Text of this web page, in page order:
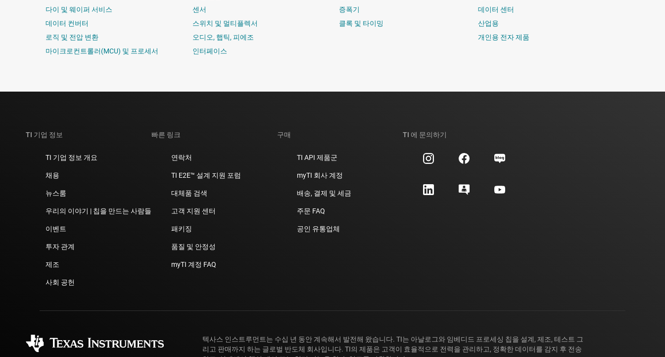
다이 및 웨이퍼 서비스
데이터 컨버터
로직 및 전압 변환
마이크로컨트롤러(MCU) 및 프로세서
센서
스위치 및 멀티플렉서
오디오, 햅틱, 피에조
인터페이스
증폭기
클록 및 타이밍
데이터 센터
산업용
개인용 전자 제품
TI 기업 정보
TI 기업 정보 개요
채용
뉴스룸
우리의 이야기 | 칩을 만드는 사람들
이벤트
투자 관계
제조
사회 공헌
빠른 링크
연락처
TI E2E™ 설계 지원 포럼
대체품 검색
고객 지원 센터
패키징
품질 및 안정성
myTI 계정 FAQ
구매
TI API 제품군
myTI 회사 계정
배송, 결제 및 세금
주문 FAQ
공인 유통업체
TI 에 문의하기
텍사스 인스트루먼트는 수십 년 동안 계속해서 발전해 왔습니다. TI는 아날로그와 임베디드 프로세싱 칩을 설계, 제조, 테스트 그
리고 판매까지 하는 글로벌 반도체 회사입니다. TI의 제품은 고객이 효율적으로 전력을 관리하고, 정확한 데이터를 감지 후 전송